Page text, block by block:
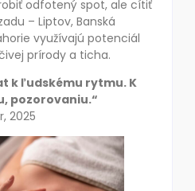
odfotený spot, ale cítiť
– Liptov, Banská
využívajú potenciál
prírody a ticha.
k ľudskému rytmu. K
pozorovaniu.“
2025